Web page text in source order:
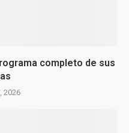
completo de sus
2026